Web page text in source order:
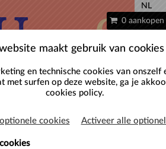
NL
0 aankopen
maakt gebruik van cookies
en technische cookies van onszelf
met surfen op deze website, ga je
cookies policy.
cookies Activeer alle